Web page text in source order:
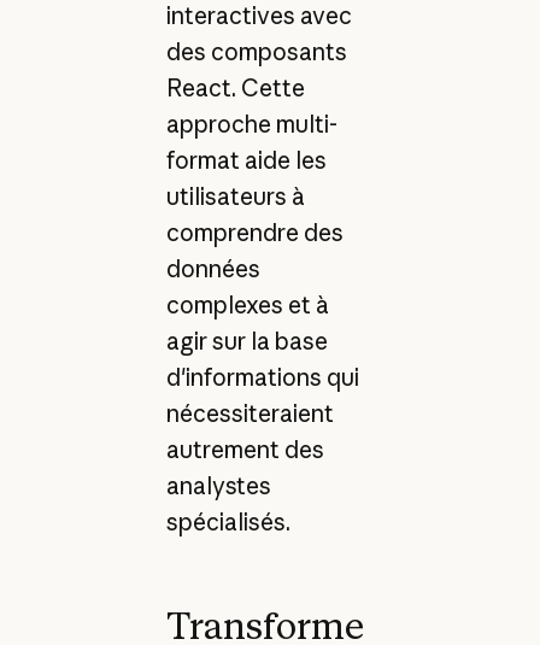
interactives avec
des composants
React. Cette
approche multi-
format aide les
utilisateurs à
comprendre des
données
complexes et à
agir sur la base
d'informations qui
nécessiteraient
autrement des
analystes
spécialisés.
Transforme